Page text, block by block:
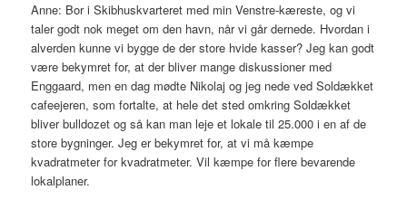
Anne: Bor i Skibhuskvarteret med min Venstre-kæreste, og vi
taler godt nok meget om den havn, når vi går dernede. Hvordan i
alverden kunne vi bygge de der store hvide kasser? Jeg kan godt
være bekymret for, at der bliver mange diskussioner med
Enggaard, men en dag mødte Nikolaj og jeg nede ved Soldækket
cafeejeren, som fortalte, at hele det sted omkring Soldækket
bliver bulldozet og så kan man leje et lokale til 25.000 i en af de
store bygninger. Jeg er bekymret for, at vi må kæmpe
kvadratmeter for kvadratmeter. Vil kæmpe for flere bevarende
lokalplaner.